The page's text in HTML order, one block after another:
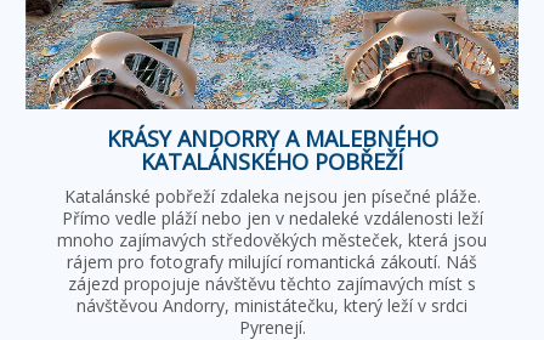
KRÁSY ANDORRY A MALEBNÉHO
KATALÁNSKÉHO POBŘEŽÍ
Katalánské pobřeží zdaleka nejsou jen písečné pláže.
Přímo vedle pláží nebo jen v nedaleké vzdálenosti leží
mnoho zajímavých středověkých městeček, která jsou
rájem pro fotografy milující romantická zákoutí. Náš
zájezd propojuje návštěvu těchto zajímavých míst s
návštěvou Andorry, ministátečku, který leží v srdci
Pyrenejí.